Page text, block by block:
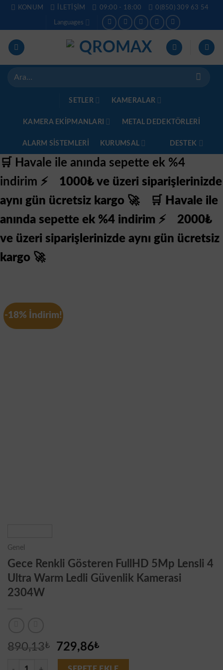
İçeriğeKONUM İLETIŞIM 09:00 - 18:00 0(850) 309 63 54
Languages
Ara:
SETLER KAMERALAR
KAMERA EKİPMANLARI METAL DEDEKTÖRLERI
ALARM SISTEMLERI KURUMSAL DESTEK
🛒 Havale ile anında sepette ek %4
indirim ⚡
1000₺ ve üzeri siparişlerinizde
aynı gün ücretsiz kargo 🚀
🛒 Havale ile
anında sepette ek %4 indirim ⚡
2000₺
ve üzeri siparişlerinizde aynı gün ücretsiz
kargo 🚀
-18% İndirim!
Genel
Gece Renkli Gösteren FullHD 5Mp Lensli 4
Ultra Warm Ledli Güvenlik Kamerasi
2304W
890,13₺
Orijinal
fiyat:
729,86₺Şu
andaki
Gece Renkli Gösteren FullHD 5Mp Lensli 4 Ultra Warm Ledli Güvenlik